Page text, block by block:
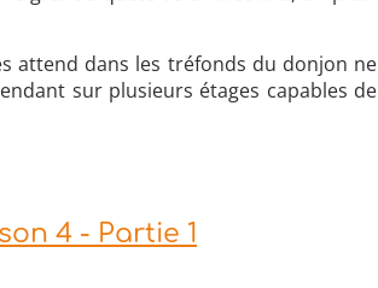
attend dans les tréfonds du donjon ne
sur plusieurs étages capables de
4 - Partie 1